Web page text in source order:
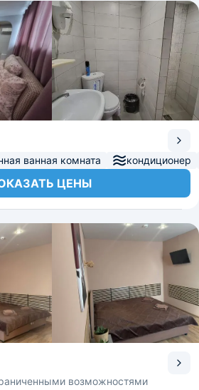
ванная комната кондиционер
ЦЕНЫ
возможностями